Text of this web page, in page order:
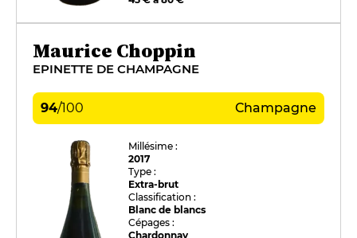
Maurice Choppin
EPINETTE DE CHAMPAGNE
94/100 Champagne
Millésime :
2017
Type :
Extra-brut
Classification :
Blanc de blancs
Cépages :
Chardonnay